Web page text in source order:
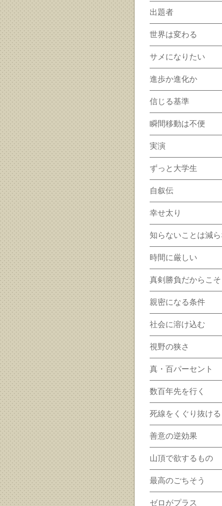
出題者
世界は変わる
サメになりたい
進歩か進化か
信じる基準
瞬間移動は不便
実演
ずっと大学生
自叙伝
幸せ太り
知らないことは減
時間に厳しい
真剣勝負だからこそ
親密になる条件
社会に溶け込む
視野の狭さ
真・百パーセント
数百年先を行く
死線をくぐり抜ける
善意の逆効果
山頂で欲するもの
最高のごちそう
ゼロがプラス